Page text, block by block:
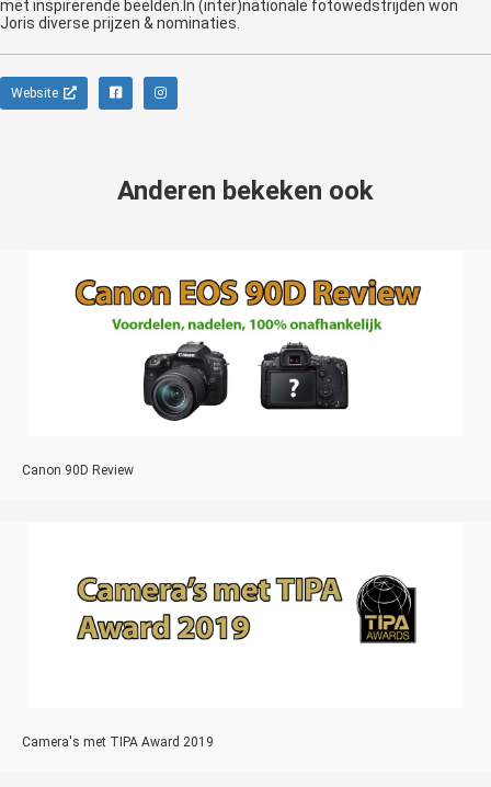
met inspirerende beelden.In (inter)nationale fotowedstrijden won
Joris diverse prijzen & nominaties.
Website
Anderen bekeken ook
Canon 90D Review
Camera's met TIPA Award 2019